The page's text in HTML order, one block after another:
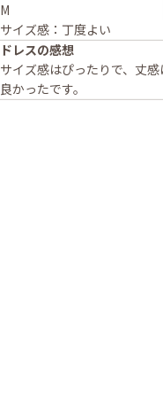
M
サイズ感：丁度よい
ドレスの感想
サイズ感はぴったりで、丈
良かったです。